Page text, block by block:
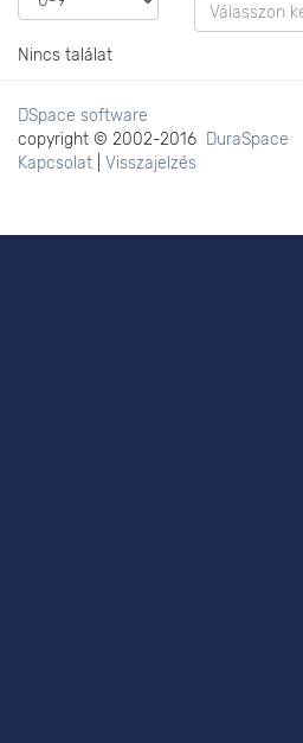
Nincs találat
DSpace software
copyright © 2002-2016 DuraSpace
Kapcsolat
Visszajelzés